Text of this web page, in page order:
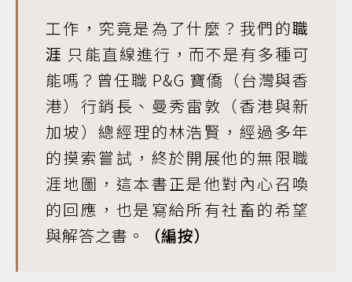
工作，究竟是為了什麼？我們的職
涯 只能直線進行，而不是有多種可
能嗎？曾任職 P&G 寶僑（台灣與香
港）行銷長、曼秀雷敦（香港與新
加坡）總經理的林浩賢，經過多年
的摸索嘗試，終於開展他的無限職
涯地圖，這本書正是他對內心召喚
的回應，也是寫給所有社畜的希望
與解答之書。
（編按）